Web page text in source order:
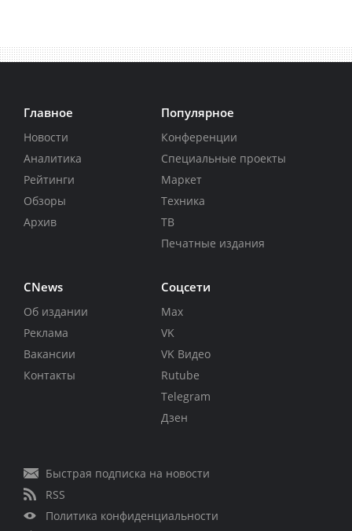
Главное
Новости
Аналитика
Рейтинги
Обзоры
Архив
Популярное
Конференции
Специальные проекты
Маркет
Техника
ТВ
Печатные издания
CNews
Об издании
Реклама
Вакансии
Контакты
Соцсети
Max
VK
VK Видео
Rutube
Telegram
Дзен
Быстрая подписка на новости
RSS
Политика конфиденциальности